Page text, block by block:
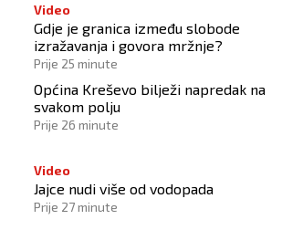
Video
Gdje je granica između slobode
izražavanja i govora mržnje?
Prije 25 minute
Općina Kreševo bilježi napredak na
svakom polju
Prije 26 minute
Video
Jajce nudi više od vodopada
Prije 27 minute